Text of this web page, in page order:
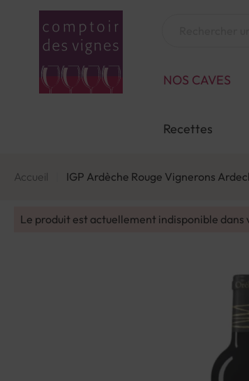
NOS CAVES
Recettes
Accueil IGP Ardèche Rouge Vignerons
Le produit est actuellement indisponible